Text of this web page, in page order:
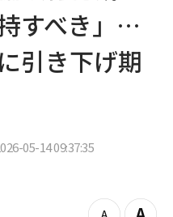
すべき」…
引き下げ期
05-14 09:37:35